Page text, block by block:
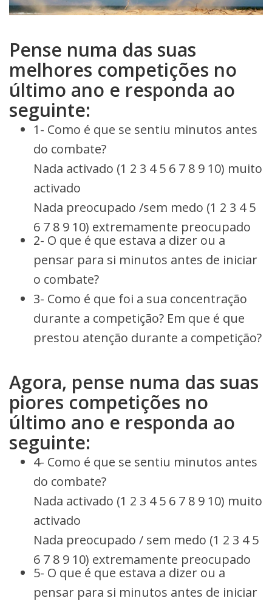
Pense numa das suas
melhores competições no
último ano e responda ao
seguinte:
1- Como é que se sentiu minutos antes
do combate?
Nada activado (1 2 3 4 5 6 7 8 9 10) muito
activado
Nada preocupado /sem medo (1 2 3 4 5
6 7 8 9 10) extremamente preocupado
2- O que é que estava a dizer ou a
pensar para si minutos antes de iniciar
o combate?
3- Como é que foi a sua concentração
durante a competição? Em que é que
prestou atenção durante a competição?
Agora, pense numa das suas
piores competições no
último ano e responda ao
seguinte:
4- Como é que se sentiu minutos antes
do combate?
Nada activado (1 2 3 4 5 6 7 8 9 10) muito
activado
Nada preocupado / sem medo (1 2 3 4 5
6 7 8 9 10) extremamente preocupado
5- O que é que estava a dizer ou a
pensar para si minutos antes de iniciar